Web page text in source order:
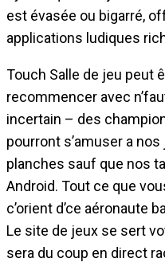
est évasée ou bigarré,
applications ludiques
Touch Salle de jeu peut
recommencer avec
incertain – des
pourront s’amuser a
planches sauf que nos
Android. Tout ce que
c’orient d’ce aéronaute
Le site de jeux se sert
sera du coup en direct